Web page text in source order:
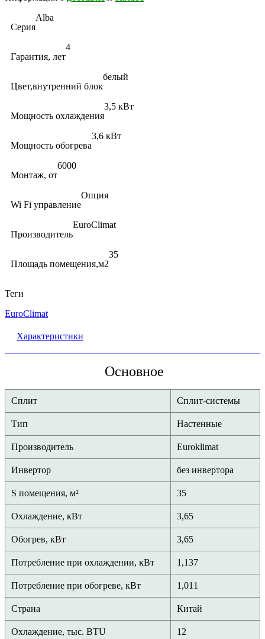
Серия
Alba
Гарантия, лет
4
Цвет,внутренний блок
белый
Мощность охлаждения
3,5 кВт
Мощность обогрева
3,6 кВт
Монтаж, от
6000
Wi Fi управление
Опция
Производитель
EuroClimat
Площадь помещения,м2
35
Теги
EuroClimat
Характеристики
Основное
Сплит Сплит-системы
Тип Настенные
Производитель Euroklimat
Инвертор без инвертора
S помещения, м² 35
Охлаждение, кВт 3,65
Обогрев, кВт 3,65
Потребление при охлаждении, кВт 1,137
Потребление при обогреве, кВт 1,011
Страна Китай
Охлаждение, тыс. BTU 12